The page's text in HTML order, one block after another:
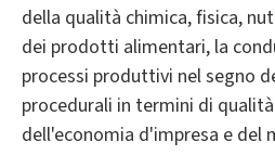
della qualità chimica, fisica,
dei prodotti alimentari, la
processi produttivi nel segno
procedurali in termini di
dell'economia d'impresa e del